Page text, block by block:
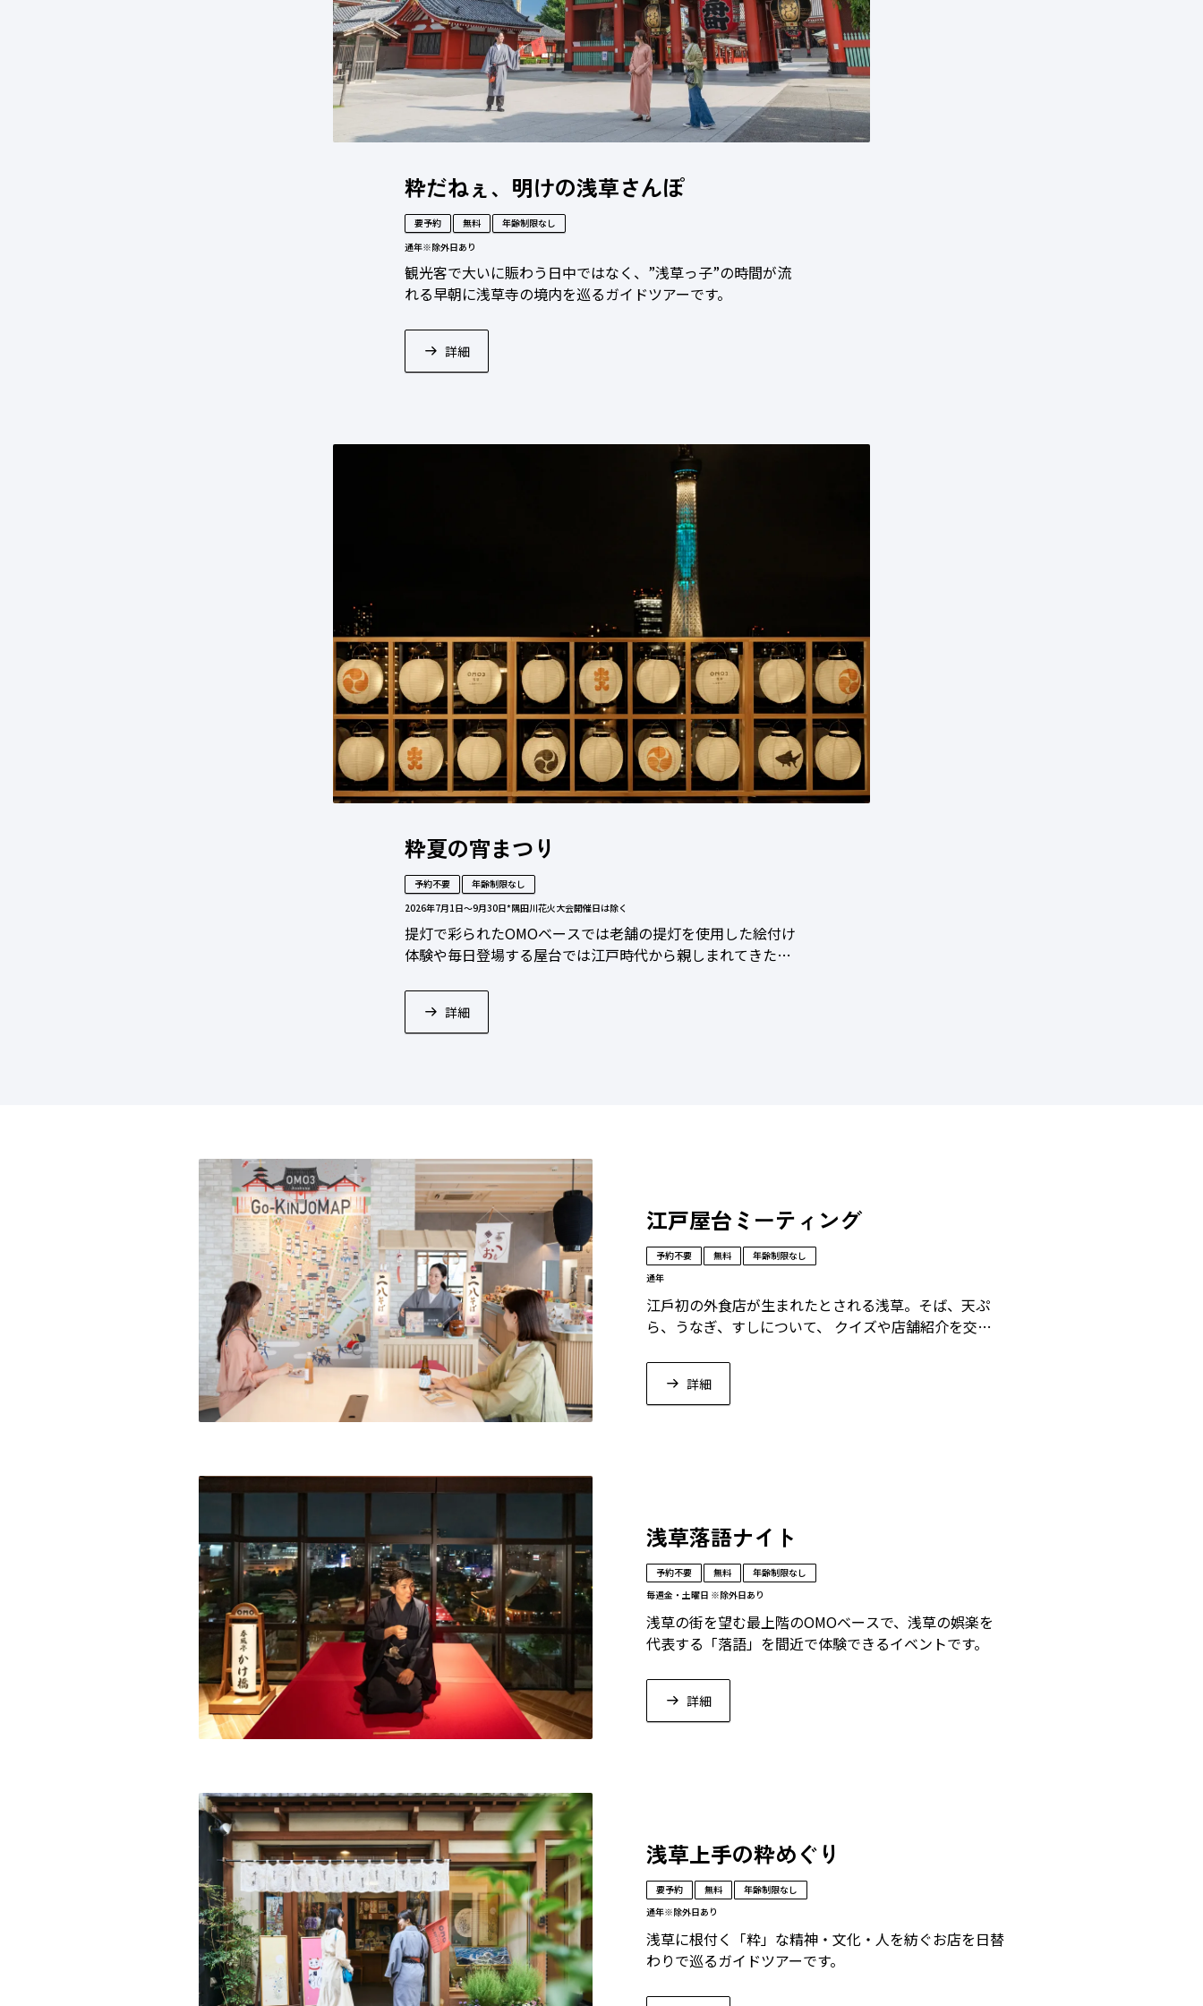
粋だねぇ、明けの浅草さんぽ
要予約 無料
年齢制限なし
通年※除外日あり
観光客で大いに賑わう日中ではなく、”浅草っ子”の時間が流
れる早朝に浅草寺の境内を巡るガイドツアーです。
詳細
粋夏の宵まつり
予約不要
年齢制限なし
2026年7月1日〜9月30日*隅田川花火大会開催日は除く
提灯で彩られたOMOベースでは老舗の提灯を使用した絵付け
体験や毎日登場する屋台では江戸時代から親しまれてきた駄
詳細
江戸屋台ミーティング
予約不要 無料
年齢制限なし
通年
江戶初の外食店が生まれたとされる浅草。そば、天ぷ
ら、うなぎ、すしについて、 クイズや店舗紹介を交
す。
詳細
浅草落語ナイト
予約不要 無料
年齢制限なし
毎週金・土曜日 ※除外日あり
浅草の街を望む最上階のOMOベースで、浅草の娯楽を
代表する「落語」を間近で体験できるイベントです。
詳細
浅草上手の粋めぐり
要予約 無料
年齢制限なし
通年※除外日あり
浅草に根付く「粋」な精神・文化・人を紡ぐお店を日替
わりで巡るガイドツアーです。